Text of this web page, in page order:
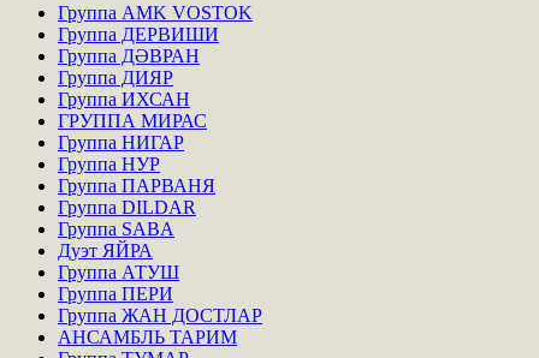
Группа AMK VOSTOK
Группа ДЕРВИШИ
Группа ДӘВРАН
Группа ДИЯР
Группа ИХСАН
ГРУППА МИРАС
Группа НИГАР
Группа НУР
Группа ПАРВАНЯ
Группа DILDAR
Группа SABA
Дуэт ЯЙРА
Группа АТУШ
Группа ПЕРИ
Группа ЖАН ДОСТЛАР
АНСАМБЛЬ ТАРИМ